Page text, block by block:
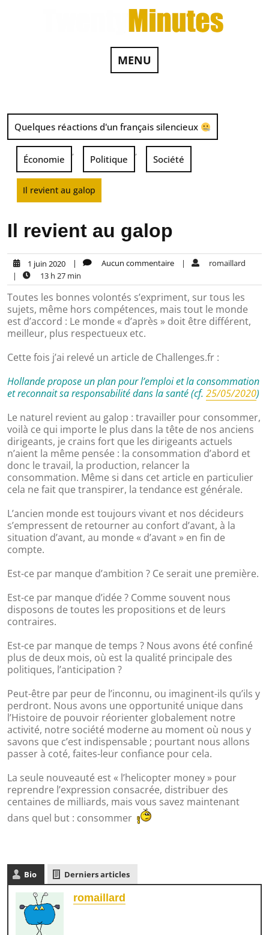
MENU
Quelques réactions d'un français silencieux
Économie
,
Politique
,
Société
Il revient au galop
Il revient au galop
1 juin 2020 | Aucun commentaire |
romaillard
|
13 h 27 min
Toutes les bonnes volontés s’expriment, sur tous les
sujets, même hors compétences, mais tout le monde
est d’accord : Le monde « d’après » doit être différent,
meilleur, plus respectueux etc.
Cette fois j’ai relevé un article de Challenges.fr :
Hollande propose un plan pour l’emploi et la consommation
et reconnait sa responsabilité dans la santé (cf. 25/05/2020)
Le naturel revient au galop : travailler pour consommer,
voilà ce qui importe le plus dans la tête de nos anciens
dirigeants, je crains fort que les dirigeants actuels
n’aient la même pensée : la consommation d’abord et
donc le travail, la production, relancer la
consommation. Même si dans cet article en particulier
cela ne fait que transpirer, la tendance est générale.
L’ancien monde est toujours vivant et nos décideurs
s’empressent de retourner au confort d’avant, à la
situation d’avant, au monde « d’avant » en fin de
compte.
Est-ce par manque d’ambition ? Ce serait une première.
Est-ce par manque d’idée ? Comme souvent nous
disposons de toutes les propositions et de leurs
contraires.
Est-ce par manque de temps ? Nous avons été confiné
plus de deux mois, où est la qualité principale des
politiques, l’anticipation ?
Peut-être par peur de l’inconnu, ou imaginent-ils qu’ils y
perdront. Nous avons une opportunité unique dans
l’Histoire de pouvoir réorienter globalement notre
activité, notre société moderne au moment où nous y
savons que c’est indispensable ; pourtant nous allons
passer à coté, faites-leur confiance pour cela.
La seule nouveauté est « l’helicopter money » pour
reprendre l’expression consacrée, distribuer des
centaines de milliards, mais vous savez maintenant
dans quel but : consommer
Bio Derniers articles
romaillard